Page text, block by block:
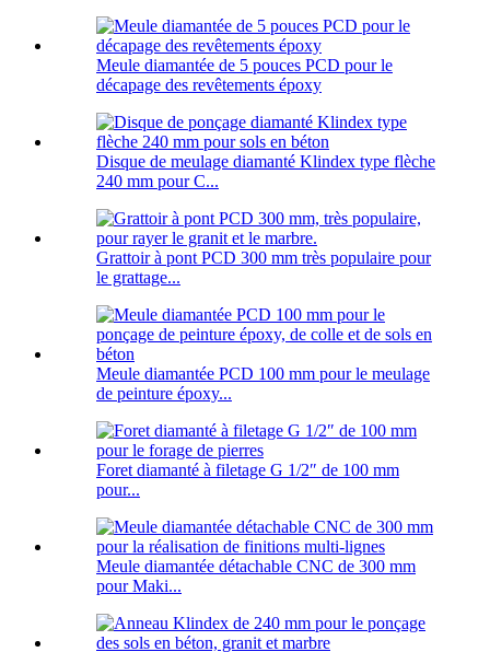
Meule diamantée de 5 pouces PCD pour le
décapage des revêtements époxy
Disque de meulage diamanté Klindex type flèche
240 mm pour C...
Grattoir à pont PCD 300 mm très populaire pour
le grattage...
Meule diamantée PCD 100 mm pour le meulage
de peinture époxy...
Foret diamanté à filetage G 1/2″ de 100 mm
pour...
Meule diamantée détachable CNC de 300 mm
pour Maki...